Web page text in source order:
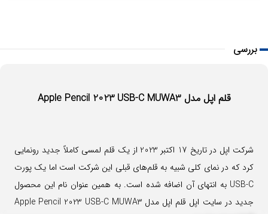
بررسی
قلم اپل مدل Apple Pencil 2023 USB-CMUWA3
شرکت اپل در تاریخ 17 اکتبر 2023 از یک قلم لمسی کاملاً جدید رونمایی
کرد که در نمای کلی شبیه به قلم‌های قبلی این شرکت است اما یک پورت
USB-C به انتهای آن اضافه شده است. به همین عنوان نام این محصول
جدید در سایت اپل قلم اپل مدل Apple Pencil 2023 USB-C MUWA3